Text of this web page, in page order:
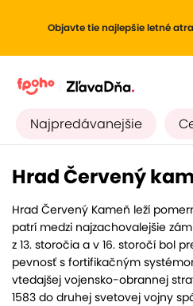
Objavte tie najlepšie letné
Najpredávanejšie
Hrad Červený
Hrad Červený Kameň leží
patrí medzi najzachovalejšie
z 13. storočia a v 16. storočí bol
pevnosť s fortifikačným
vtedajšej vojensko-obrannej
1583 do druhej svetovej vojny